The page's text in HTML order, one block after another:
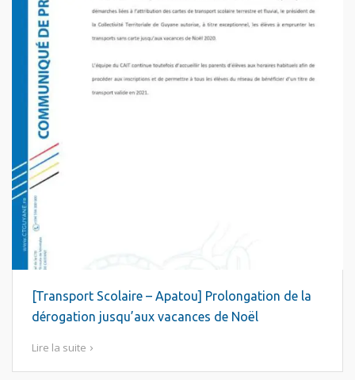
[Transport Scolaire – Apatou] Prolongation de la
dérogation jusqu’aux vacances de Noël
Lire la suite